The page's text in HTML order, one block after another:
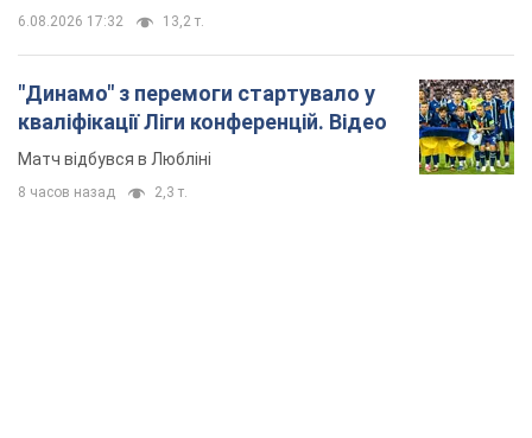
6.08.2026 17:32 13,2 т.
"Динамо" з перемоги стартувало у
кваліфікації Ліги конференцій. Відео
Матч відбувся в Любліні
8 часов назад 2,3 т.